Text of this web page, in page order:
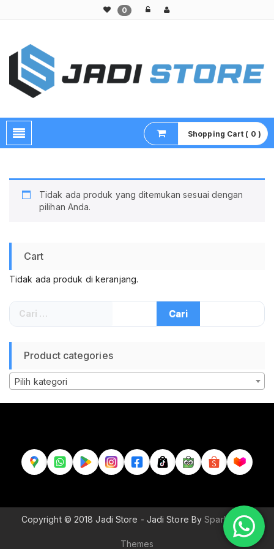
0
Shopping Cart ( 0 )
Tidak ada produk yang ditemukan sesuai dengan
pilihan Anda.
Cart
Tidak ada produk di keranjang.
Cari
untuk:
Product categories
Pilih kategori
Copyright © 2018 Jadi Store - Jadi Store BySparkle Wp
Themes